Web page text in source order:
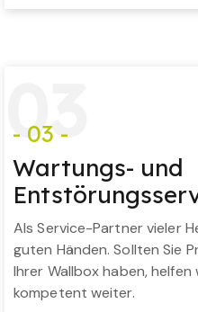
03
- 03 -
Wartungs- und
Als Service-Partner vieler
guten Händen. Sollten Sie
Ihrer Wallbox haben, helfen
kompetent weiter.